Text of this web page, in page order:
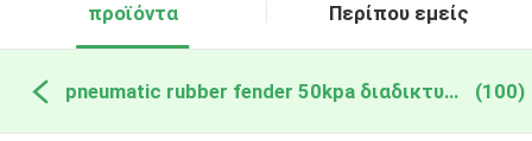
προϊόντα Περίπου εμείς
pneumatic rubber fender 50kpa διαδικτυακή κατασκευή (100)